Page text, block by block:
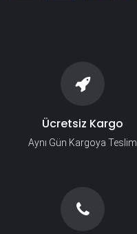
Ücretsiz Kargo
Aynı Gün Kargoya Teslim